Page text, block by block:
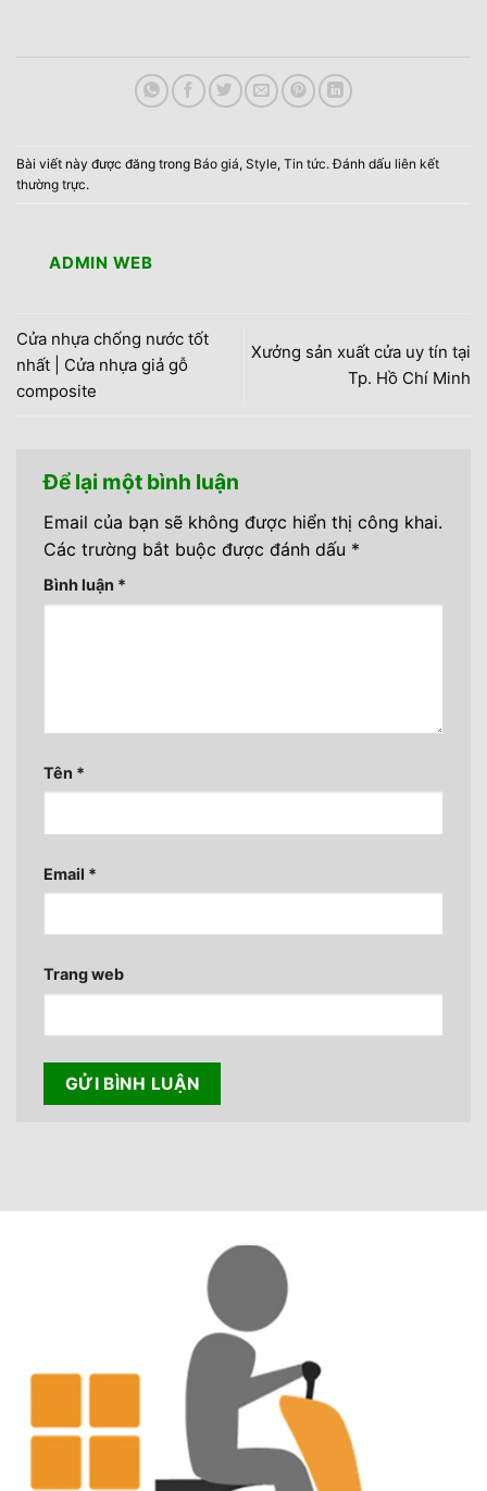
Bài viết này được đăng trong Báo giá, Style, Tin tức. Đánh dấu liên kết
thường trực.
ADMIN WEB
Cửa nhựa chống nước tốt
nhất | Cửa nhựa giả gỗ
composite
Xưởng sản xuất cửa uy tín tại
Tp. Hồ Chí Minh
Để lại một bình luận
Email của bạn sẽ không được hiển thị công khai.
Các trường bắt buộc được đánh dấu *
Bình luận *
Tên *
Email *
Trang web